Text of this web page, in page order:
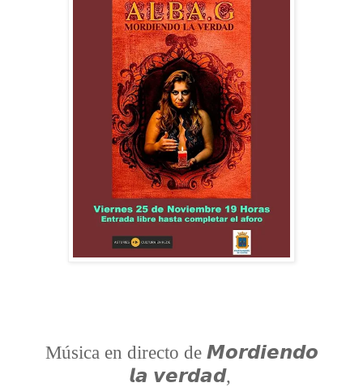
Música en directo de 𝙈𝙤𝙧𝙙𝙞𝙚𝙣𝙙𝙤
𝙡𝙖 𝙫𝙚𝙧𝙙𝙖𝙙,